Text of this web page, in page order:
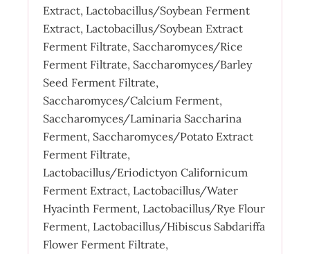
Extract, Lactobacillus/Soybean Ferment
Extract, Lactobacillus/Soybean Extract
Ferment Filtrate, Saccharomyces/Rice
Ferment Filtrate, Saccharomyces/Barley
Seed Ferment Filtrate,
Saccharomyces/Calcium Ferment,
Saccharomyces/Laminaria Saccharina
Ferment, Saccharomyces/Potato Extract
Ferment Filtrate,
Lactobacillus/Eriodictyon Californicum
Ferment Extract, Lactobacillus/Water
Hyacinth Ferment, Lactobacillus/Rye Flour
Ferment, Lactobacillus/Hibiscus Sabdariffa
Flower Ferment Filtrate,